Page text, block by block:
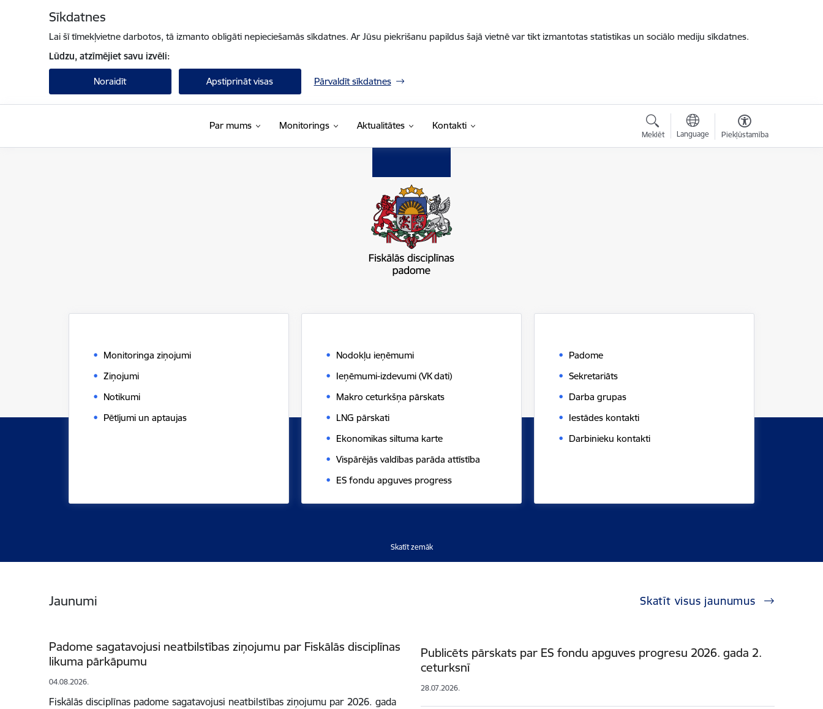
Sīkdatnes
Lai šī tīmekļvietne darbotos, tā izmanto obligāti nepieciešamās sīkdatnes. Ar Jūsu piekrišanu papildus šajā vietnē var tikt izmantotas statistikas un sociālo mediju sīkdatnes.
Lūdzu, atzīmējiet savu izvēli:
Noraidīt Apstiprināt visas Pārvaldīt sīkdatnes
Par mums Monitorings Aktualitātes Kontakti
Meklēt Language Piekļūstamība
Monitoringa ziņojumi
Ziņojumi
Notikumi
Pētījumi un aptaujas
Nodokļu ieņēmumi
Ieņēmumi-izdevumi (VK dati)
Makro ceturkšņa pārskats
LNG pārskati
Ekonomikas siltuma karte
Vispārējās valdības parāda attīstība
ES fondu apguves progress
Padome
Sekretariāts
Darba grupas
Iestādes kontakti
Darbinieku kontakti
Skatīt zemāk
Jaunumi Skatīt visus jaunumus
Padome sagatavojusi neatbilstības ziņojumu par Fiskālās disciplīnas
likuma pārkāpumu
04.08.2026.
Fiskālās disciplīnas padome sagatavojusi neatbilstības ziņojumu par 2026. gada
Publicēts pārskats par ES fondu apguves progresu 2026. gada 2.
ceturksnī
28.07.2026.